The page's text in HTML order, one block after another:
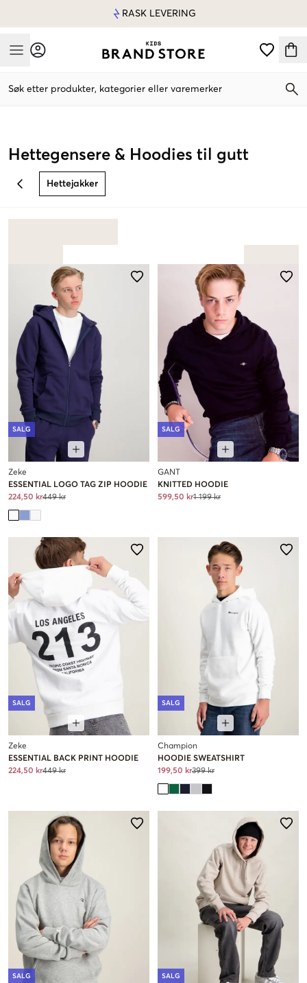
RASK LEVERING
Mobile Menu
Søk etter produkter, kategorier eller varemerker
Hettegensere & Hoodies til gutt
BACK Hettejakker
SALG
Zeke
ESSENTIAL LOGO TAG ZIP HOODIE
224,50 kr449 kr
SALG
GANT
KNITTED HOODIE
599,50 kr1 199 kr
SALG
Zeke
ESSENTIAL BACK PRINT HOODIE
224,50 kr449 kr
SALG
Champion
HOODIE SWEATSHIRT
199,50 kr399 kr
SALG SALG